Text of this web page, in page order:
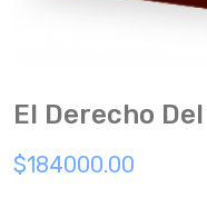
El Derecho
$184000.00